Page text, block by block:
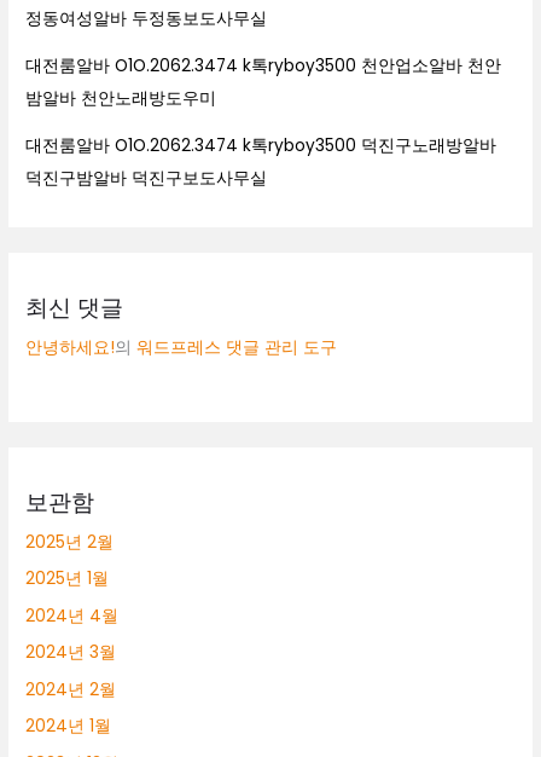
정동여성알바 두정동보도사무실
대전룸알바 O1O.2062.3474 k톡ryboy3500 천안업소알바 천안
밤알바 천안노래방도우미
대전룸알바 O1O.2062.3474 k톡ryboy3500 덕진구노래방알바
덕진구밤알바 덕진구보도사무실
최신 댓글
안녕하세요!의워드프레스 댓글 관리 도구
보관함
2025년 2월
2025년 1월
2024년 4월
2024년 3월
2024년 2월
2024년 1월